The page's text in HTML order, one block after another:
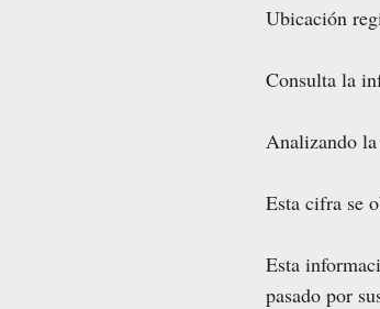
Ubicación
Consulta la
Analizando
Esta cifra se
Esta
pasado por